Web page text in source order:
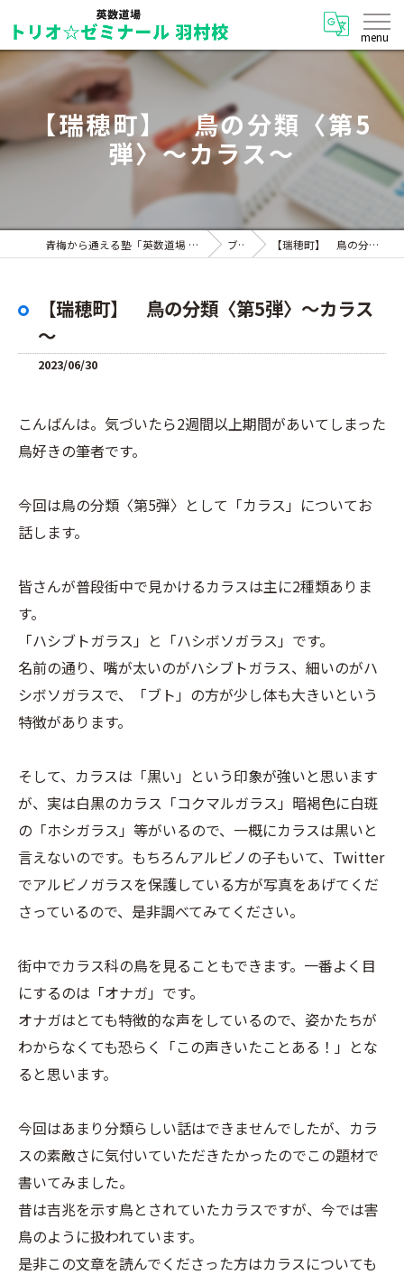
【瑞穂町】 鳥の分類〈第5
弾〉～カラス～
青梅から通える塾「英数道場 トリオ☆ゼミナール 羽村校」 ブログ 【瑞穂町】 鳥の分類〈第5弾〉～カラス～
【瑞穂町】 鳥の分類〈第5弾〉～カラス
～
2023/06/30
こんばんは。気づいたら2週間以上期間があいてしまった
鳥好きの筆者です。
今回は鳥の分類〈第5弾〉として「カラス」についてお
話します。
皆さんが普段街中で見かけるカラスは主に2種類ありま
す。
「ハシブトガラス」と「ハシボソガラス」です。
名前の通り、嘴が太いのがハシブトガラス、細いのがハ
シボソガラスで、「ブト」の方が少し体も大きいという
特徴があります。
そして、カラスは「黒い」という印象が強いと思います
が、実は白黒のカラス「コクマルガラス」暗褐色に白斑
の「ホシガラス」等がいるので、一概にカラスは黒いと
言えないのです。もちろんアルビノの子もいて、Twitter
でアルビノガラスを保護している方が写真をあげてくだ
さっているので、是非調べてみてください。
街中でカラス科の鳥を見ることもできます。一番よく目
にするのは「オナガ」です。
オナガはとても特徴的な声をしているので、姿かたちが
わからなくても恐らく「この声きいたことある！」とな
ると思います。
今回はあまり分類らしい話はできませんでしたが、カラ
スの素敵さに気付いていただきたかったのでこの題材で
書いてみました。
昔は吉兆を示す鳥とされていたカラスですが、今では害
鳥のように扱われています。
是非この文章を読んでくださった方はカラスについても